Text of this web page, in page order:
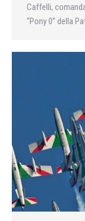
Caffelli,
“Pony 0” della